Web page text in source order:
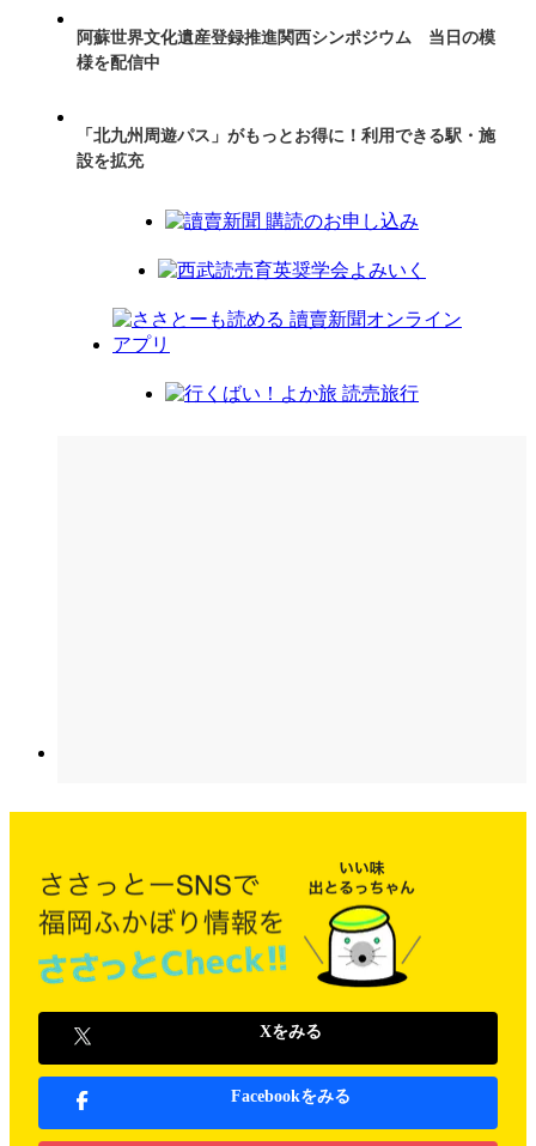
阿蘇世界文化遺産登録推進関西シンポジウム 当日の模
様を配信中
「北九州周遊パス」がもっとお得に！利用できる駅・施
設を拡充
Xをみる
Facebookをみる